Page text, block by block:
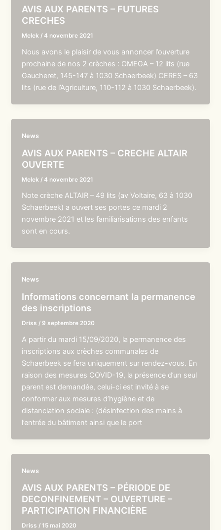
AVIS AUX PARENTS – FUTURES
CRECHES
Melek /4 novembre 2021
Nous avons le plaisir de vous annoncer l’ouverture
prochaine de nos 2 crèches : OMEGA – 12 lits (rue
Gaucheret, 145-147 à 1030 Schaerbeek) CERES – 63
lits (rue de l’Agriculture, 110-112 à 1030 Schaerbeek).
News
AVIS AUX PARENTS – CRECHE ALTAIR
OUVERTE
Melek /4 novembre 2021
Note crèche ALTAIR – 49 lits (av Voltaire, 63 à 1030
Schaerbeek) a ouvert ses portes ce mardi 2
novembre 2021 et les familiarisations des enfants
sont en cours.
News
Informations concernant la permanence
des inscriptions
Driss / 9 septembre 2020
A partir du mardi 15/09/2020, la permanence des
inscriptions aux crèches communales de
Schaerbeek se fera uniquement sur rendez-vous. En
raison des mesures COVID-19, la présence d’un seul
parent est demandée, celui-ci est invité à se
conformer aux mesures d’hygiène et de
distanciation sociale : (désinfection des mains à
l’entrée du bâtiment ainsi que le port
News
AVIS AUX PARENTS – PÉRIODE DE
DECONFINEMENT – OUVERTURE –
PARTICIPATION FINANCIÈRE
Driss /15 mai 2020